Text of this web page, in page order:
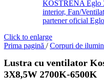
Click to enlarge
Prima pagină / Corpuri de
Lustra cu ventilator
3X8,5W 2700K-6500K